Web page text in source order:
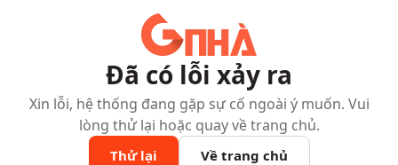
Đã có lỗi xảy ra
Xin lỗi, hệ thống đang gặp sự cố ngoài ý muốn. Vui
lòng thử lại hoặc quay về trang chủ.
Thử lại Về trang chủ